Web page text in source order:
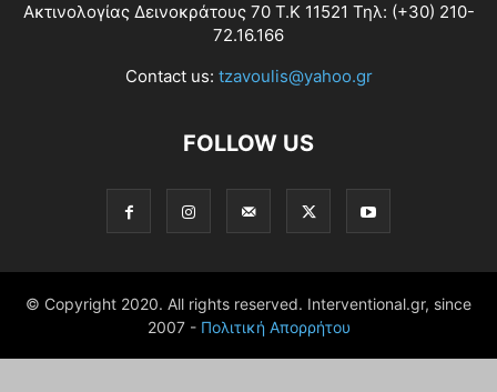
Ακτινολογίας Δεινοκράτους 70 Τ.Κ 11521 Τηλ: (+30) 210-
72.16.166
Contact us: tzavoulis@yahoo.gr
FOLLOW US
© Copyright 2020. All rights reserved. Interventional.gr, since
2007 - Πολιτική Απορρήτου